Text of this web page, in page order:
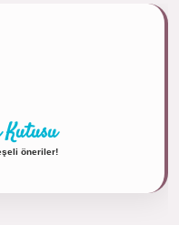
öneriler!